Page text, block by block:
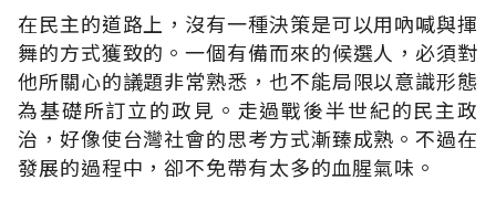
在民主的道路上，沒有一種決策是可以用吶喊與揮
舞的方式獲致的。一個有備而來的候選人，必須對
他所關心的議題非常熟悉，也不能局限以意識形態
為基礎所訂立的政見。走過戰後半世紀的民主政
治，好像使台灣社會的思考方式漸臻成熟。不過在
發展的過程中，卻不免帶有太多的血腥氣味。